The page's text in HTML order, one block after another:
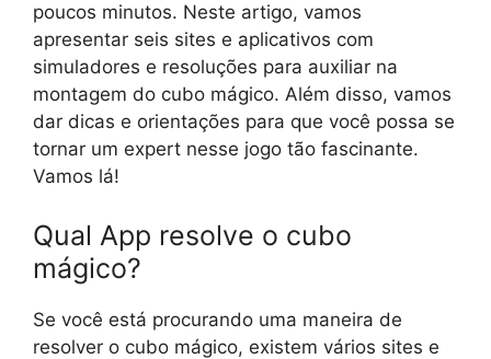
poucos minutos. Neste artigo, vamos
apresentar seis sites e aplicativos com
simuladores e resoluções para auxiliar na
montagem do cubo mágico. Além disso, vamos
dar dicas e orientações para que você possa se
tornar um expert nesse jogo tão fascinante.
Vamos lá!
Qual App resolve o cubo
mágico?
Se você está procurando uma maneira de
resolver o cubo mágico, existem vários sites e